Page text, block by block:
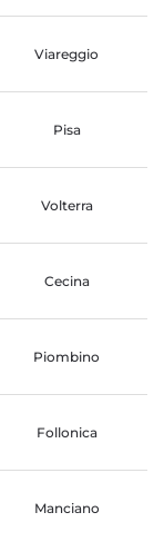
Viareggio
Pisa
Volterra
Cecina
Piombino
Follonica
Manciano